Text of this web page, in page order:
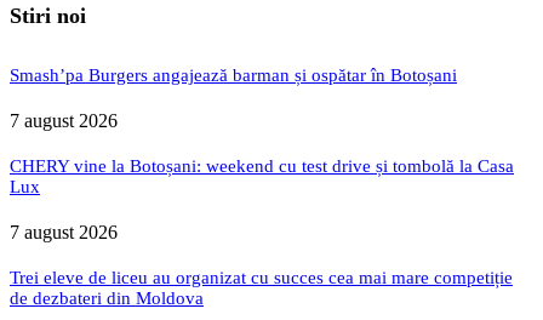
Stiri noi
Smash’pa Burgers angajează barman și ospătar în Botoșani
7 august 2026
CHERY vine la Botoșani: weekend cu test drive și tombolă la Casa
Lux
7 august 2026
Trei eleve de liceu au organizat cu succes cea mai mare competiție
de dezbateri din Moldova